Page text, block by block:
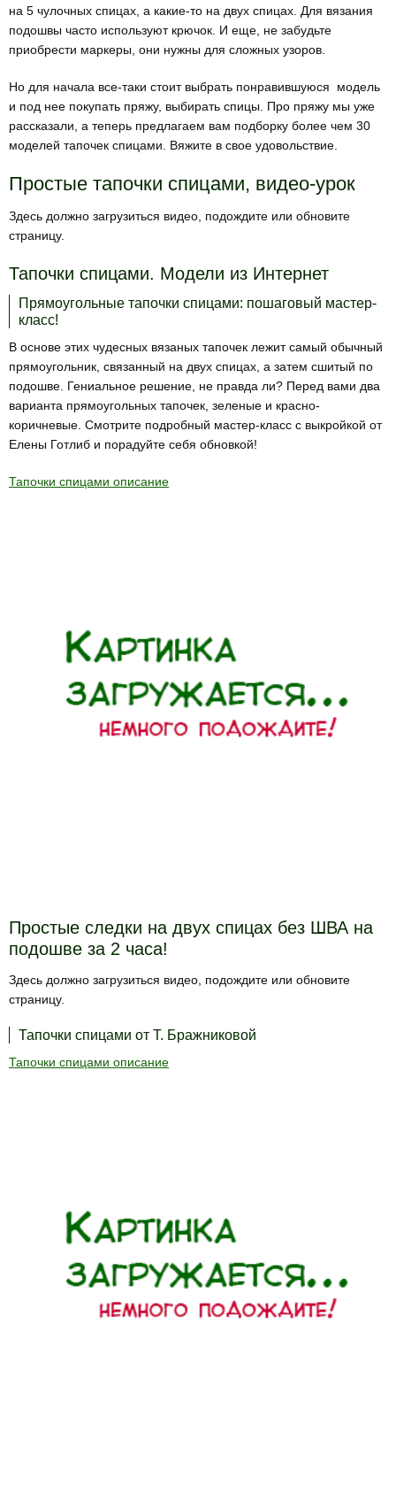
на 5 чулочных спицах, а какие-то на двух спицах. Для вязания
подошвы часто используют крючок. И еще, не забудьте
приобрести маркеры, они нужны для сложных узоров.
Но для начала все-таки стоит выбрать понравившуюся модель
и под нее покупать пряжу, выбирать спицы. Про пряжу мы уже
рассказали, а теперь предлагаем вам подборку более чем 30
моделей тапочек спицами. Вяжите в свое удовольствие.
Простые тапочки спицами, видео-урок
Здесь должно загрузиться видео, подождите или обновите
страницу.
Тапочки спицами. Модели из Интернет
Прямоугольные тапочки спицами: пошаговый мастер-
класс!
В основе этих чудесных вязаных тапочек лежит самый обычный
прямоугольник, связанный на двух спицах, а затем сшитый по
подошве. Гениальное решение, не правда ли? Перед вами два
варианта прямоугольных тапочек, зеленые и красно-
коричневые. Смотрите подробный мастер-класс с выкройкой от
Елены Готлиб и порадуйте себя обновкой!
Тапочки спицами описание
Простые следки на двух спицах без ШВА на
подошве за 2 часа!
Здесь должно загрузиться видео, подождите или обновите
страницу.
Тапочки спицами от Т. Бражниковой
Тапочки спицами описание